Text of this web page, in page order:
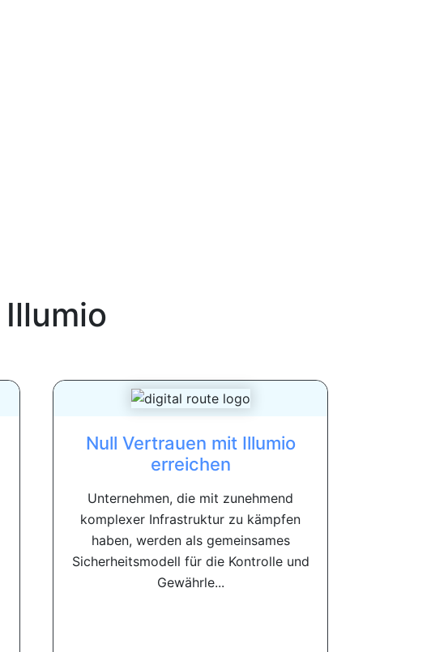
Illumio
Null Vertrauen mit Illumio
erreichen
Unternehmen, die mit zunehmend
komplexer Infrastruktur zu kämpfen
haben, werden als gemeinsames
Sicherheitsmodell für die Kontrolle und
Gewährle...